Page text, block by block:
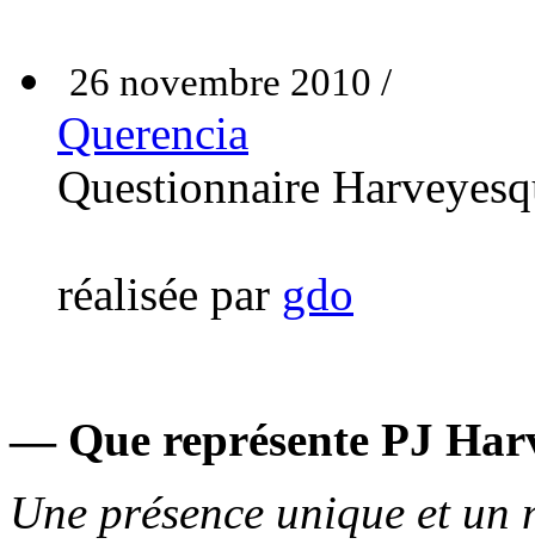
26 novembre 2010 /
Querencia
Questionnaire
réalisée par gdo
— Que représente PJ
Une présence unique et